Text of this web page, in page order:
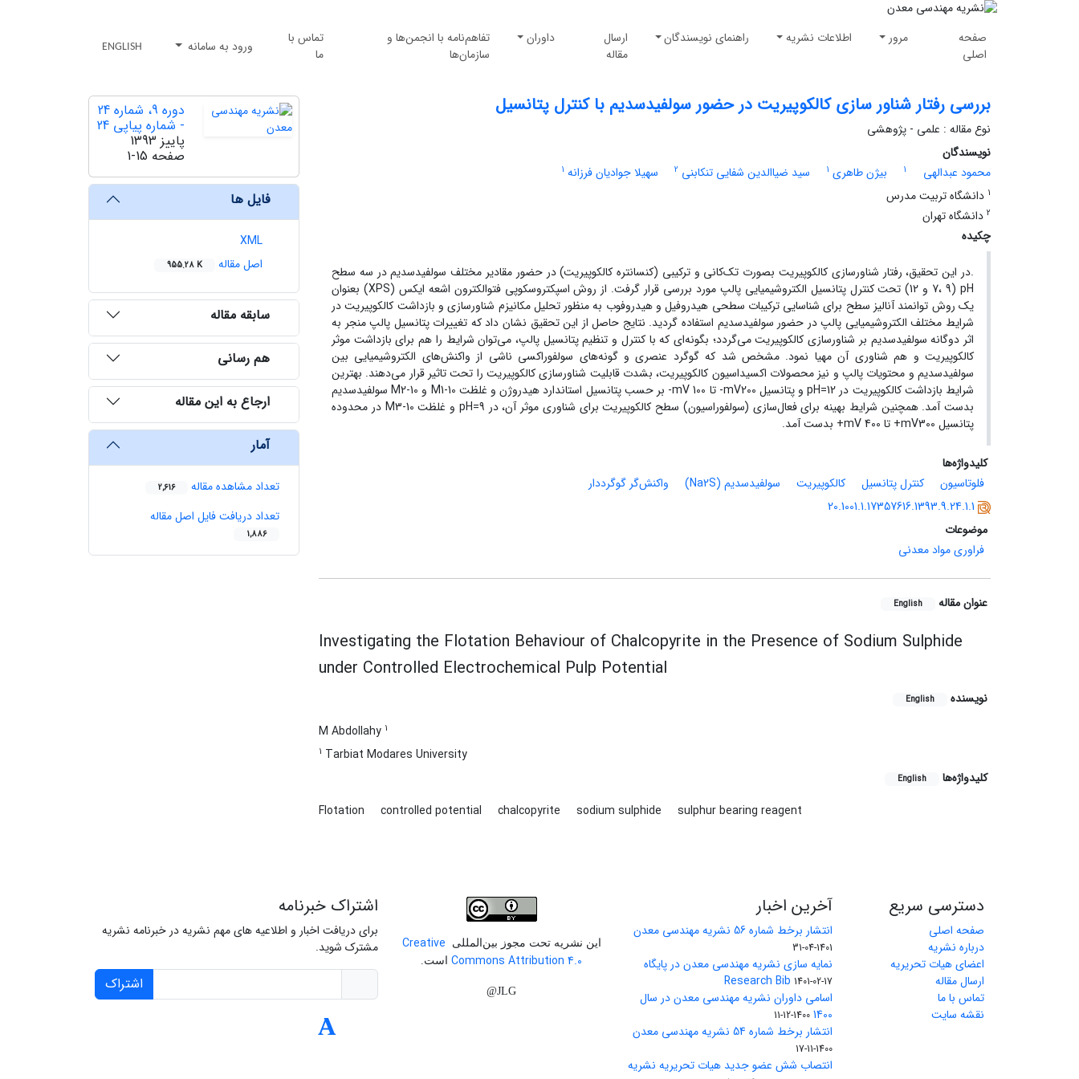
صفحه
اصلی
مرور اطلاعات نشریه راهنمای نویسندگان
ارسال
مقاله
داوران
تفاهم‌نامه با انجمن‌ها و
سازمان‌ها
تماس با
ما
ورود به سامانه ENGLISH
بررسی رفتار شناور سازی کالکوپیریت در حضور سولفیدسدیم با کنترل پتانسیل
نوع مقاله : علمی - پژوهشی
نویسندگان
محمود عبدالهی
1 بیژن طاهری 1 سید ضیاالدین شفایی تنکابنی 2 سهیلا جوادیان فرزانه 1
1 دانشگاه تربیت مدرس
2 دانشگاه تهران
چکیده
.در این تحقیق، رفتار شناورسازی کالکوپیریت بصورت تک‌کانی و ترکیبی (کنسانتره کالکوپیریت) در حضور مقادیر مختلف سولفیدسدیم در سه سطح
pH (7، 9 و 12) تحت کنترل پتانسیل الکتروشیمیایی پالپ مورد بررسی قرار گرفت. از روش اسپکتروسکوپی فتوالکترون اشعه ایکس (XPS) بعنوان
یک روش توانمند آنالیز سطح برای شناسایی ترکیبات سطحی هیدروفیل و هیدروفوب به منظور تحلیل مکانیزم شناورسازی و بازداشت کالکوپیریت در
شرایط مختلف الکتروشیمیایی پالپ در حضور سولفیدسدیم استفاده گردید. نتایج حاصل از این تحقیق نشان داد که تغییرات پتانسیل پالپ منجر به
اثر دوگانه سولفیدسدیم بر شناورسازی کالکوپیریت می‌گردد؛ بگونه‌ای که با کنترل و تنظیم پتانسیل پالپ، می‌توان شرایط را هم برای بازداشت موثر
کالکوپیریت و هم شناوری آن مهیا نمود. مشخص شد که گوگرد عنصری و گونه‌های سولفوراکسی ناشی از واکنش‌های الکتروشیمیایی بین
سولفیدسدیم و محتویات پالپ و نیز محصولات اکسیداسیون کالکوپیریت، بشدت قابلیت شناورسازی کالکوپیریت را تحت تاثیر قرار می‌دهند. بهترین
شرایط بازداشت کالکوپیریت در 12=pH و پتانسیل mV200- تا mV 100- بر حسب پتانسیل استاندارد هیدروژن و غلظت M1-10 و M2-10 سولفیدسدیم
بدست آمد. همچنین شرایط بهینه برای فعال‌سازی (سولفوراسیون) سطح کالکوپیریت برای شناوری موثر آن، در 9=pH و غلظت M3-10 در محدوده
پتانسیل‌ mV300+ تا mV 400+ بدست آمد.
کلیدواژه‌ها
فلوتاسیون
کنترل پتانسیل کالکوپیریت سولفیدسدیم (Na2S)
واکنش‌گر گوگرددار
20.1001.1.17357616.1393.9.24.1.1
موضوعات
فراوری مواد معدنی
عنوان مقاله English
Investigating the Flotation Behaviour of Chalcopyrite in the Presence of Sodium Sulphide
under Controlled Electrochemical Pulp Potential
نویسنده English
M Abdollahy 1
1 Tarbiat Modares University
کلیدواژه‌ها
English
Flotation controlled potential chalcopyrite sodium sulphide sulphur bearing reagent
دوره 9، شماره 24
- شماره پیاپی 24
پاییز 1393
صفحه 1-15
فایل ها
XML
اصل مقاله
955.28 K
سابقه مقاله
هم رسانی
ارجاع به این مقاله
آمار
تعداد مشاهده مقاله 2,616
تعداد دریافت فایل اصل مقاله
1,886
دسترسی سریع
صفحه اصلی
درباره نشریه
اعضای هیات تحریریه
ارسال مقاله
تماس با ما
نقشه سایت
آخرین اخبار
انتشار برخط شماره 56 نشریه مهندسی معدن
1401-04-31
نمایه سازی نشریه مهندسی معدن در پایگاه
Research Bib 1401-02-17
اسامی داوران نشریه مهندسی معدن در سال
1400
1400-12-11
انتشار برخط شماره 54 نشریه مهندسی معدن
1400-11-17
انتصاب شش عضو جدید هیات تحریریه نشریه
این نشریه تحت مجوز بین‌المللی
Creative
Commons Attribution 4.0
است.
JLG@
اشتراک خبرنامه
برای دریافت اخبار و اطلاعیه های مهم نشریه در خبرنامه نشریه
مشترک شوید.
اشتراک